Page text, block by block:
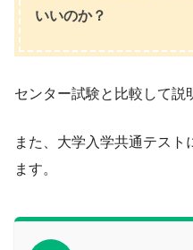
いいのか？
センター試験と比較して説
また、大学入学共通テスト
ます。